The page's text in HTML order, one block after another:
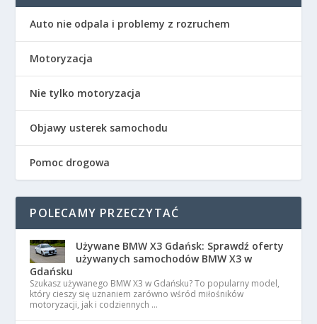
Auto nie odpala i problemy z rozruchem
Motoryzacja
Nie tylko motoryzacja
Objawy usterek samochodu
Pomoc drogowa
POLECAMY PRZECZYTAĆ
Używane BMW X3 Gdańsk: Sprawdź oferty
używanych samochodów BMW X3 w
Gdańsku
Szukasz używanego BMW X3 w Gdańsku? To popularny model,
który cieszy się uznaniem zarówno wśród miłośników
motoryzacji, jak i codziennych …